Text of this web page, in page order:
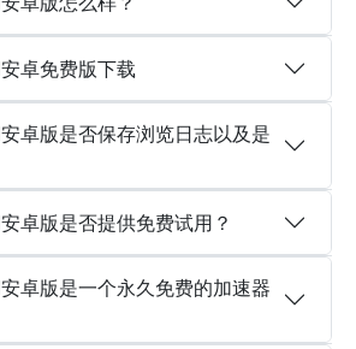
卓免费版下载
卓版是否保存浏览日志以及是
卓版是否提供免费试用？
卓版是一个永久免费的加速器